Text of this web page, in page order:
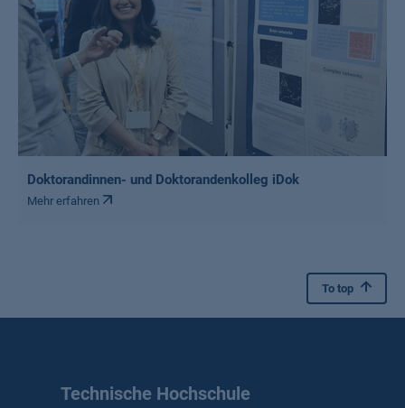
Doktorandinnen- und Doktorandenkolleg iDok
Mehr erfahren
To top
Technische Hochschule